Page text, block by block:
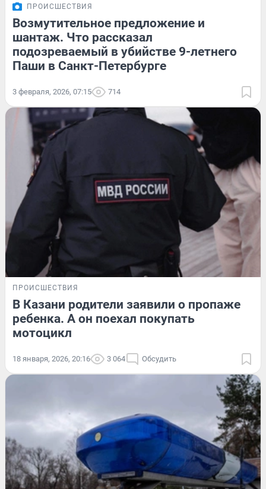
ПРОИСШЕСТВИЯ
Возмутительное предложение и
шантаж. Что рассказал
подозреваемый в убийстве 9-летнего
Паши в Санкт-Петербурге
3 февраля, 2026, 07:15 714
ПРОИСШЕСТВИЯ
В Казани родители заявили о пропаже
ребенка. А он поехал покупать
мотоцикл
18 января, 2026, 20:16 3 064 Обсудить